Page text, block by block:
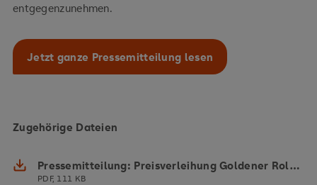
entgegenzunehmen.
Jetzt ganze Pressemitteilung lesen
Zugehörige Dateien
Pressemitteilung: Preisverleihung Goldener Rollstuhl
PDF, 111 KB